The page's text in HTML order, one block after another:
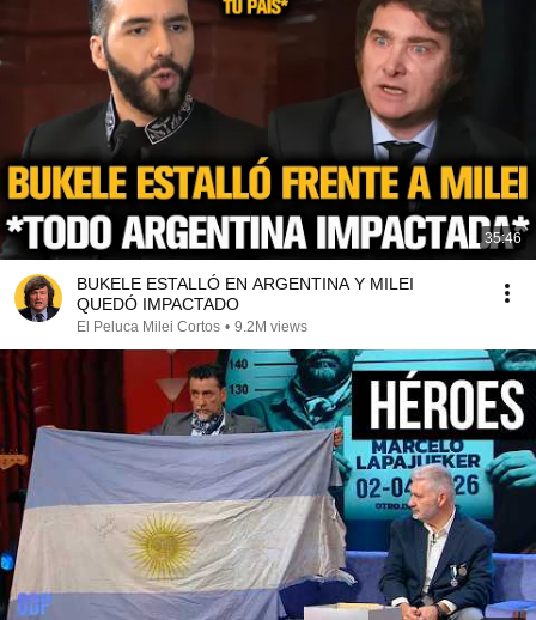
35:46
BUKELE ESTALLÓ EN ARGENTINA Y MILEI
QUEDÓ IMPACTADO
El Peluca Milei Cortos • 9.2M views